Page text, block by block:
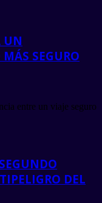
UN
SEGURO
entre un viaje seguro
DEL